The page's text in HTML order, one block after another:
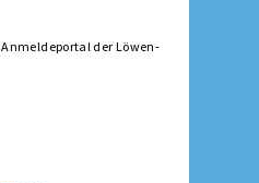
der Löwen-